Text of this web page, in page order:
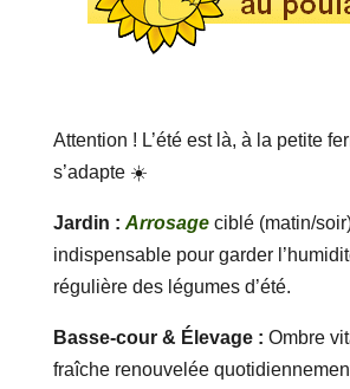
Attention ! L’été est là, à la petite
s’adapte ☀️
Jardin : Arrosageciblé (matin/
indispensable pour garder
régulière des légumes d’été.
Basse-cour & Élevage : Ombre
fraîche renouvelée